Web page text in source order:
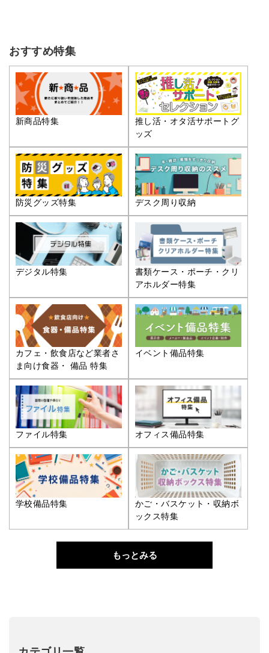
おすすめ特集
新商品特集
推し活・オタ活サポートグ
ッズ
防災グッズ特集 デスク周り収納
デジタル特集
書類ケース・ポーチ・クリ
アホルダー特集
カフェ・飲食店など業者さ
ま向け食器・ 備品 特集
イベント備品特集
ファイル特集 オフィス備品特集
学校備品特集
かご・バスケット・収納ボ
ックス特集
もっとみる